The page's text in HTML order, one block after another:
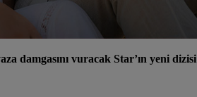
damgasını vuracak Star’ın yeni dizisi